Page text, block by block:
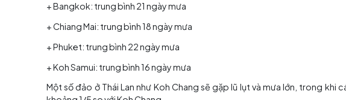
Tháng 9 mùa thu thường là thời điểm gió mùa hoạt động
nhưng nhìn chung, các tỉnh miền Bắc có lượng mưa ít hơn
Nhiệt độ trung bình tháng 9 ở một số
+ Bangkok: 37,2 độC – 25 độ C
+ Chiang Mai: 31,7 độ C– 23,2 độ C